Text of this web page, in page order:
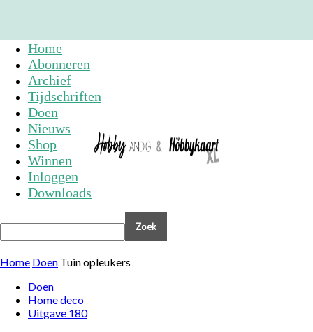
Home
Abonneren
Archief
Tijdschriften
Doen
Nieuws
Shop
Winnen
Inloggen
Downloads
Home Doen Tuin opleukers
Doen
Home deco
Uitgave 180